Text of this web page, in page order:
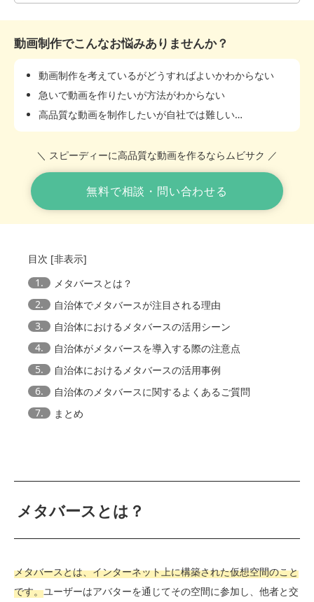
動画制作でこんなお悩みありませんか？
動画制作を考えているがどうすればよいかわからない
急いで動画を作りたいが方法がわからない
高品質な動画を制作したいが自社では難しい…
＼ スピーディーに高品質な動画を作るならムビサク ／
無料で相談・問い合わせる
目次 [非表示]
1.
メタバースとは？
2.
自治体でメタバースが注目される理由
3.
自治体におけるメタバースの活用シーン
4.
自治体がメタバースを導入する際の注意点
5.
自治体におけるメタバースの活用事例
6.
自治体のメタバースに関するよくあるご質問
7.
まとめ
メタバースとは？
メタバースとは、インターネット上に構築された仮想空間のこと
です。ユーザーはアバターを通じてその空間に参加し、他者と交